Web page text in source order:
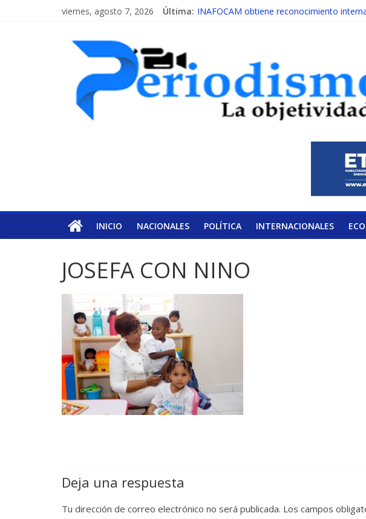
viernes, agosto 7, 2026 Última: INAFOCAM obtiene reconocimiento
MESCyT presenta calendario de Consulta
INICIO NACIONALES POLÍTICA INTERNACIONALES
JOSEFA CON NINO
Deja una respuesta
Tu dirección de correo electrónico no será publicada. Los campos